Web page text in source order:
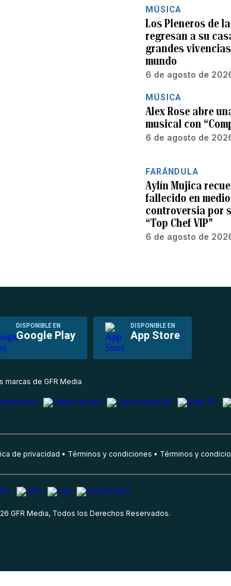
MÚSICA
Los Pleneros de
regresan a su
grandes
mundo
6 de agosto de
MÚSICA
Alex Rose abre
musical con
6 de agosto de
FARÁNDULA
Aylín Mujica
fallecido en
controversia por
“Top Chef VIP”
6 de agosto de
DISPONIBLE EN
Google Play
DISPONIBLE EN
App Store
marcas de GFR Media
de privacidad Términos y condiciones Términos y
GFR Media, Todos los Derechos Reservados.